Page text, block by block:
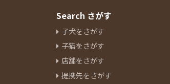
Search さがす
子犬をさがす
子猫をさがす
店舗をさがす
提携先をさがす